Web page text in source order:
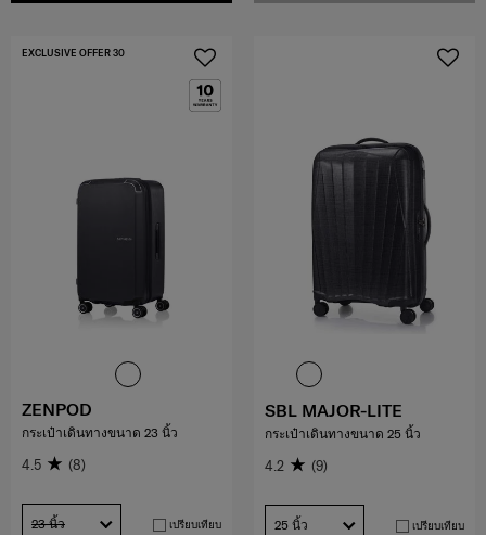
EXCLUSIVE OFFER 30
ZENPOD
กระเป๋าเดินทางขนาด 23 นิ้ว
4.5 (8)
23 นิ้ว เปรียบเทียบ
SBL MAJOR-LITE
กระเป๋าเดินทางขนาด 25 นิ้ว
4.2 (9)
25 นิ้ว เปรียบเทียบ